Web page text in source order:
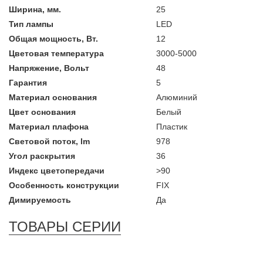
Ширина, мм.
25
Тип лампы
LED
Общая мощность, Вт.
12
Цветовая температура
3000-5000
Напряжение, Вольт
48
Гарантия
5
Материал основания
Алюминий
Цвет основания
Белый
Материал плафона
Пластик
Световой поток, lm
978
Угол раскрытия
36
Индекс цветопередачи
>90
Особенность конструкции
FIX
Димируемость
Да
ТОВАРЫ СЕРИИ